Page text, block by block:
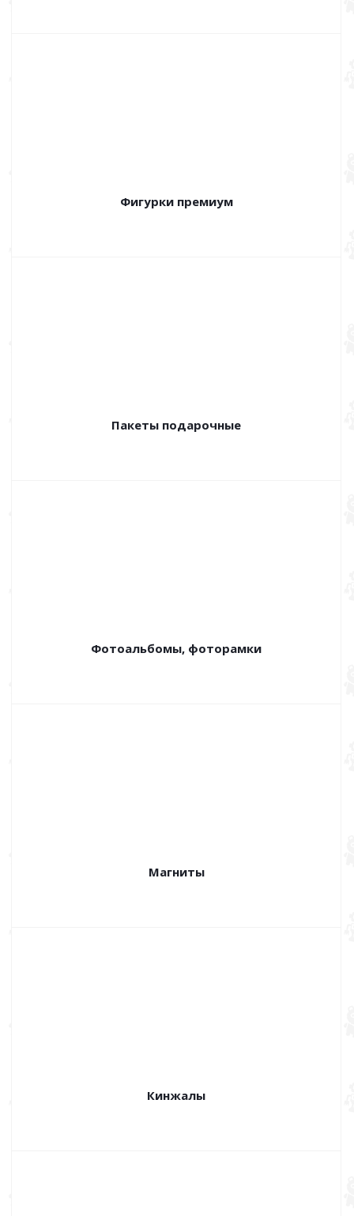
Фигурки премиум
Пакеты подарочные
Фотоальбомы, фоторамки
Магниты
Кинжалы